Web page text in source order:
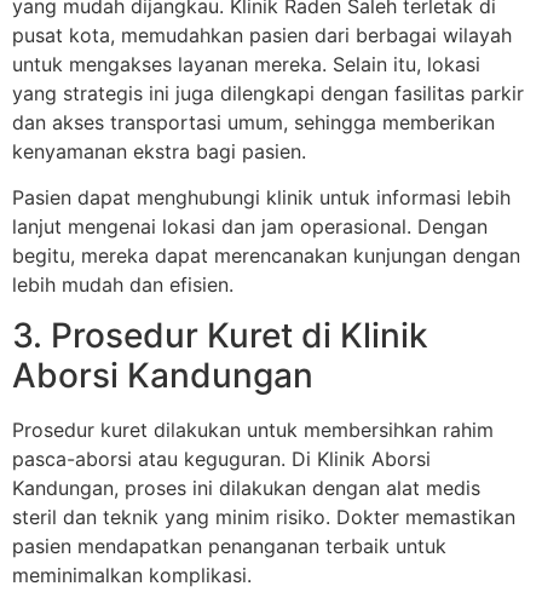
yang mudah dijangkau. Klinik Raden Saleh terletak di
pusat kota, memudahkan pasien dari berbagai wilayah
untuk mengakses layanan mereka. Selain itu, lokasi
yang strategis ini juga dilengkapi dengan fasilitas parkir
dan akses transportasi umum, sehingga memberikan
kenyamanan ekstra bagi pasien.
Pasien dapat menghubungi klinik untuk informasi lebih
lanjut mengenai lokasi dan jam operasional. Dengan
begitu, mereka dapat merencanakan kunjungan dengan
lebih mudah dan efisien.
3. Prosedur Kuret di Klinik
Aborsi Kandungan
Prosedur kuret dilakukan untuk membersihkan rahim
pasca-aborsi atau keguguran. Di Klinik Aborsi
Kandungan, proses ini dilakukan dengan alat medis
steril dan teknik yang minim risiko. Dokter memastikan
pasien mendapatkan penanganan terbaik untuk
meminimalkan komplikasi.